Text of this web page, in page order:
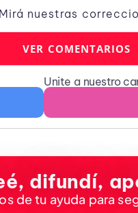
Mirá nuestras
VER COMENTARIOS
Unite a nuestro
difundí,
de tu ayuda para